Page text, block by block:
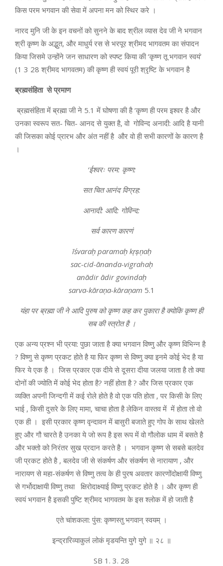
किस परम भगवान की सेवा में अपना मन को स्थिर करे ।
नारद मुनि जी के इन वचनों को सुनने के बाद श्रील व्यास देव जी ने भगवान
श्री कृष्ण के अद्भुत, और माधुर्य रस से भरपूर श्रीमद भागवतम का संपादन
किया जिसमे उन्होंने जन साधारण को स्पष्ट किया की ‘कृष्ण तू भगवान स्वयं’
(1 3 28 श्रीमद भागवतम) की कृष्ण ही स्वयं पूरी श्रृष्टि के भगवान है
ब्रह्मसंहिता से प्रमाण
ब्रह्मसंहिता में ब्रह्मा जी ने 5.1 में घोषणा की है ‘कृष्ण ही परम इश्वर है और
उनका स्वरूप सत- चित- आनद से युक्त है, वो गोविन्द अनादी: आदि है यानी
की जिसका कोई प्रारभ और अंत नहीं है और वो ही सभी कारणों के कारण है
।
‘ईश्वरः परम: कृष्ण:
सत चित आनंद विग्रह:
आनादी: आदि: गोविन्द:
सर्व कारण कारणं
īśvaraḥ paramaḥ kṛṣṇaḥ
sac-cid-ānanda-vigrahaḥ
anādir ādir govindaḥ
sarva-kāraṇa-kāraṇam5.1
यंहा पर ब्रह्मा जी ने आदि पुरुष को कृष्ण कह कर पुकारा है क्योकि कृष्ण ही
सब की स्त्रोत है ।
एक अन्य प्रश्न भी प्रया: पुछा जाता है क्या भगवान विष्णु और कृष्ण विभिन्न है
? विष्णु से कृष्ण प्रकट होते है या फिर कृष्ण से विष्णु क्या इनमे कोई भेद है या
फिर ये एक है । जिस प्रकार एक दीये से दूसरा दीया जलया जाता है तो क्या
दोनों की ज्योति में कोई भेद होता है? नहीं होता है ? और जिस प्रकार एक
व्यक्ति अपनी जिन्दगी में कई रोले होते है वो एक पति होता , पर किसी के लिए
भाई , किसी दुसरे के लिए मामा, चाचा होता है लेकिन वास्तव में में होता तो वो
एक ही । इसी प्रकार कृष्ण वृन्दावन में बासुरी बजाते हुए गोप के साथ खेलते
हुए और गौ चारते है उनका ये जो रूप है इस रूप में वो गौलोक धाम में बसते है
और भक्तो को निरंतर सुख प्रदान करते है । भगवान कृष्ण से सबसे बलदेव
जी प्रकट होते है , बलदेव जी से संकर्षण और संकर्षण से नारायाण , और
नारायण से महा-संकर्षण से विष्णु तत्व के ही पुरष अवतार कारणोंदोक्षायी विष्णु
से गर्भोदाक्षायी विष्णु तथा क्षिरोदाक्ष्याई विष्णु प्रकट होते है । और कृष्ण ही
स्वयं भगवान है इसकी पुष्टि श्रीमद भागवतम के इस श्लोक में हो जाती है
एते चांशकला: पुंस: कृष्णस्तु भगवान् स्वयम् ।
इन्द्रारिव्याकुलं लोकं मृडयन्ति युगे युगे ॥ २८ ॥
SB 1. 3. 28